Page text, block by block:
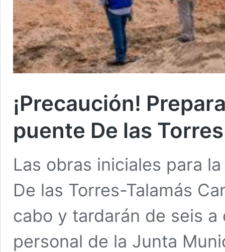
¡Precaución!
puente De las
Las obras iniciales para
De las Torres-Talamás
cabo y tardarán de seis
personal de la Junta